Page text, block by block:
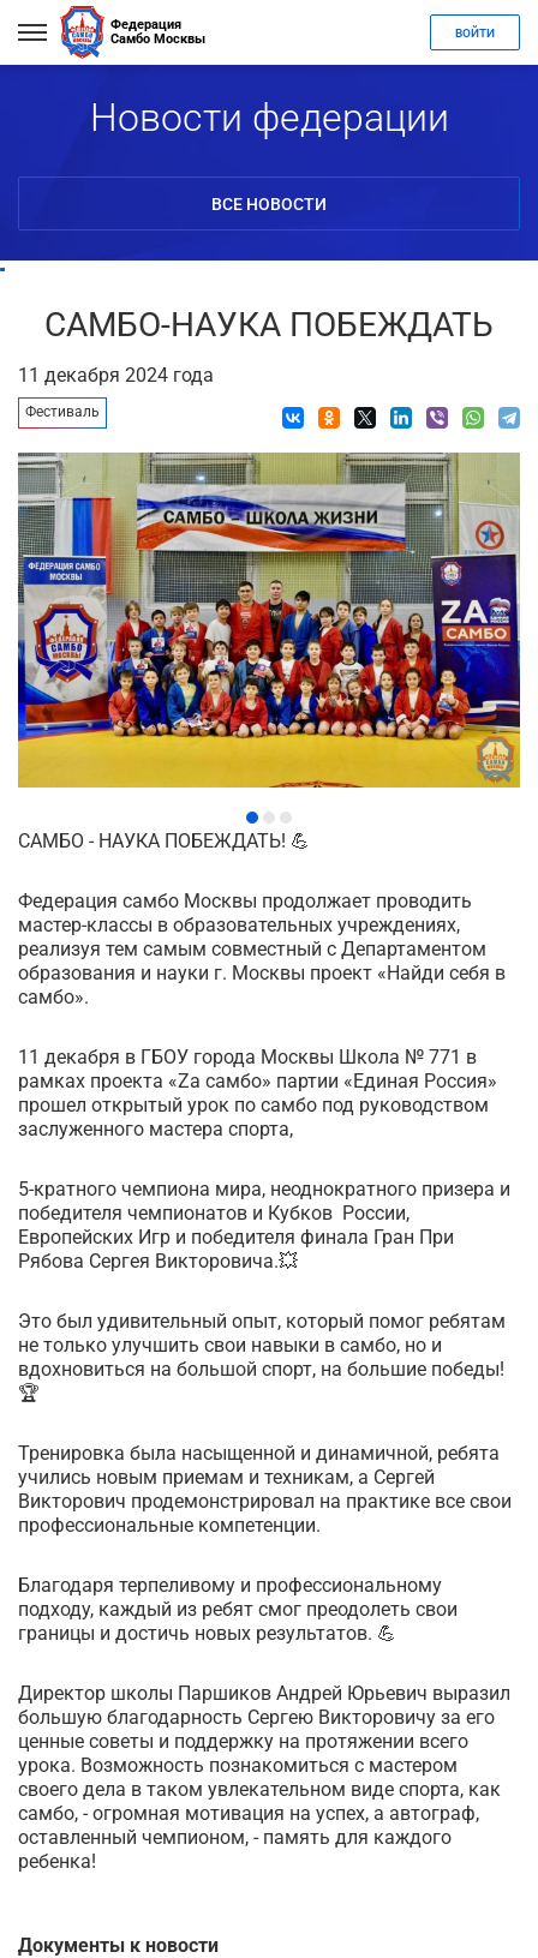
Федерация
Самбо Москвы
ВОЙТИ
Новости федерации
ВСЕ НОВОСТИ
САМБО-НАУКА ПОБЕЖДАТЬ
11 декабря 2024 года
Фестиваль
САМБО - НАУКА ПОБЕЖДАТЬ! 💪
Федерация самбо Москвы продолжает проводить
мастер-классы в образовательных учреждениях,
реализуя тем самым совместный с Департаментом
образования и науки г. Москвы проект «Найди себя в
самбо».
11 декабря в ГБОУ города Москвы Школа № 771 в
рамках проекта «Zа самбо» партии «Единая Россия»
прошел открытый урок по самбо под руководством
заслуженного мастера спорта,
5-кратного чемпиона мира, неоднократного призера и
победителя чемпионатов и Кубков России,
Европейских Игр и победителя финала Гран При
Рябова Сергея Викторовича.💥
Это был удивительный опыт, который помог ребятам
не только улучшить свои навыки в самбо, но и
вдохновиться на большой спорт, на большие победы!
🏆
Тренировка была насыщенной и динамичной, ребята
учились новым приемам и техникам, а Сергей
Викторович продемонстрировал на практике все свои
профессиональные компетенции.
Благодаря терпеливому и профессиональному
подходу, каждый из ребят смог преодолеть свои
границы и достичь новых результатов. 💪
Директор школы Паршиков Андрей Юрьевич выразил
большую благодарность Сергею Викторовичу за его
ценные советы и поддержку на протяжении всего
урока. Возможность познакомиться с мастером
своего дела в таком увлекательном виде спорта, как
самбо, - огромная мотивация на успех, а автограф,
оставленный чемпионом, - память для каждого
ребенка!
Документы к новости